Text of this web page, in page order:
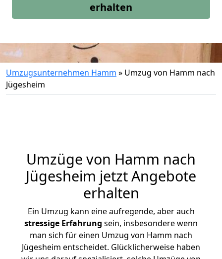
erhalten
Umzugsunternehmen Hamm » Umzug von Hamm nach
Jügesheim
Umzüge von Hamm nach
Jügesheim jetzt Angebote
erhalten
Ein Umzug kann eine aufregende, aber auch
stressige Erfahrung sein, insbesondere wenn
man sich für einen Umzug von Hamm nach
Jügesheim entscheidet. Glücklicherweise haben